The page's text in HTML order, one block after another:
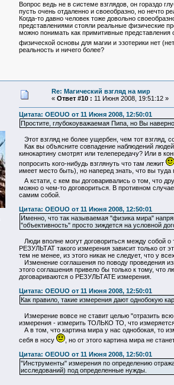
Вопрос ведь не в системе взглядов, он гораздо
пусть очень отдаленно и своеобразно, но нечто
Когда-то давно человек тоже довольно
представлениями стояли реальные физические
можно понимать как примитивные
физической основы для магии и эзотерики нет
реальность и ничего более?
Re: Магический взгляд на мир
« Ответ #10 : 11 Июня 2008, 19:51:12 »
Цитата: OEOUO от 11 Июня 2008, 12:50:01
Простите, глубокоуважаемая Пипа, но Вы
Этот взгляд не более ущербен, чем тот взгляд,
Как вы объясните совпадение наблюдений
кинокартину смотрят или телепередачу? Или в
попросить кого-нибудь взглянуть что там лежит
имеет место быть), но наперед знать, что вы
А кстати, с кем вы договаривались о том, что
можно о чем-то договориться. В противном
самим собой.
Цитата: OEOUO от 11 Июня 2008, 12:50:01
Именно, что так называемая "физика мира"
"объективность" просто зиждется на условной
Люди вполне могут договориться между собой о
РЕЗУЛЬТАТ такого измерения зависит только от
тем не менее, из этого никак не следует, что у
Изменение соглашения по поводу проведения
этого соглашения привело бы только к тому, что
договариваются о РЕЗУЛЬТАТЕ измерения.
Цитата: OEOUO от 11 Июня 2008, 12:50:01
Как правило, такие измерения дают однобокую
Измерение вовсе не ставит целью "отразить
измерения - измерить ТОЛЬКО ТО, что
А в том, что картина мира у нас однобокая, то
себя в носу
, но от этого картина мира не
Цитата: OEOUO от 11 Июня 2008, 12:50:01
"Инструменты" измерения по определению
исследований) под определенные нужды.